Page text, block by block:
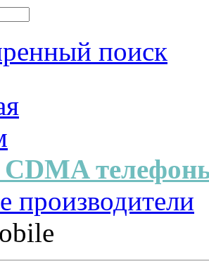
поиск
производители